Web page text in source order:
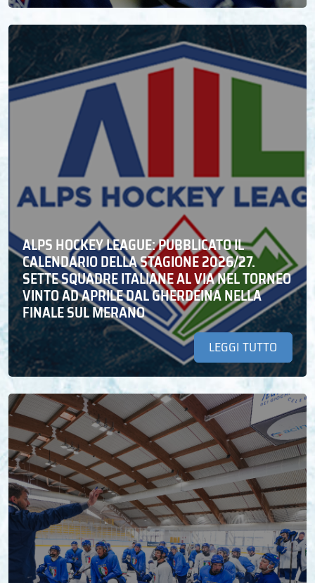
ALPS HOCKEY LEAGUE: PUBBLICATO IL
CALENDARIO DELLA STAGIONE 2026/27.
SETTE SQUADRE ITALIANE AL VIA NEL TORNEO
VINTO AD APRILE DAL GHERDEINA NELLA
FINALE SUL MERANO
LEGGI TUTTO